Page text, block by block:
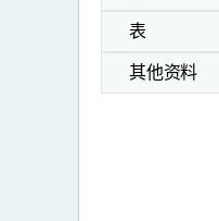
表
其他资料